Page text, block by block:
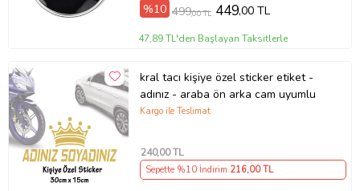
%10 499,00 TL 449,00 TL
47,89 TL'den Başlayan Taksitlerle
kral tacı kişiye özel sticker etiket -
adınız - araba ön arka cam uyumlu
Kargo ile Teslimat
240,00 TL
Sepette %10 İndirim 216,00 TL